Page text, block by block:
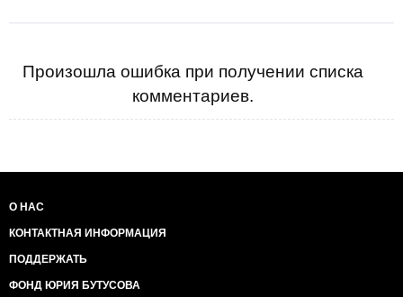
Произошла ошибка при получении списка
комментариев.
О НАС
КОНТАКТНАЯ ИНФОРМАЦИЯ
ПОДДЕРЖАТЬ
ФОНД ЮРИЯ БУТУСОВА